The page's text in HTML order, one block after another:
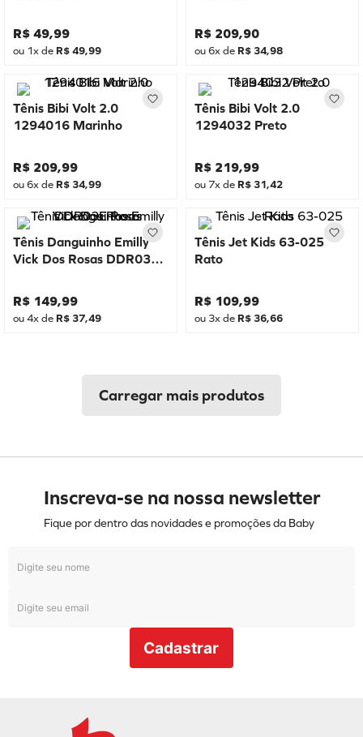
R$ 49,99
ou 1x de R$49,99
R$ 209,90
ou6x de R$ 34,98
Tênis Bibi Volt 2.0
1294016 Marinho
R$ 209,99
ou6x de R$ 34,99
Tênis Bibi Volt 2.0
1294032 Preto
R$ 219,99
ou 7x de R$ 31,42
Tênis Danguinho Emilly
Vick Dos Rosas DDR03E
R$ 149,99
ou4x de R$ 37,49
Tênis Jet Kids 63-025
Rato
R$ 109,99
ou 3x de R$ 36,66
Inscreva-se na nossa newsletter
Fique por dentro das novidades e promoções da Baby
Cadastrar